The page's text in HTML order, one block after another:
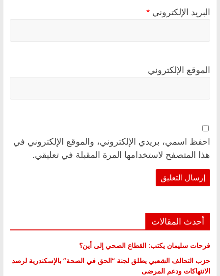
البريد الإلكتروني *
الموقع الإلكتروني
احفظ اسمي، بريدي الإلكتروني، والموقع الإلكتروني في
هذا المتصفح لاستخدامها المرة المقبلة في تعليقي.
أحدث المقالات
فرحات سليمان يكتب: القطاع الصحي إلى أين؟
حزب التحالف الشعبي يطلق لجنة “الحق في الصحة” بالإسكندرية لرصد
الانتهاكات ودعم المرضى